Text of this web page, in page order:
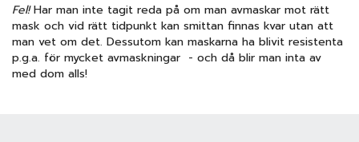
Fel!Har man inte tagit reda på om man avmaskar mot rätt
mask och vid rätt tidpunkt kan smittan finnas kvar utan att
man vet om det. Dessutom kan maskarna ha blivit resistenta
p.g.a. för mycket avmaskningar - och då blir man inta av
med dom alls!